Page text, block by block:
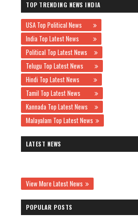
TOP TRENDING NEWS INDIA
USA Top Political News
India Top Latest News
Political Top Latest News
Telugu Top Latest News
Hindi Top Latest News
Tamil Top Latest News
Kannada Top Latest News
Malayalam Top Latest News
LATEST NEWS
View More Latest News
POPULAR POSTS